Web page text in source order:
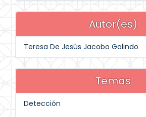
Autor(es)
Teresa De Jesús Jacobo Galindo
Temas
Detección